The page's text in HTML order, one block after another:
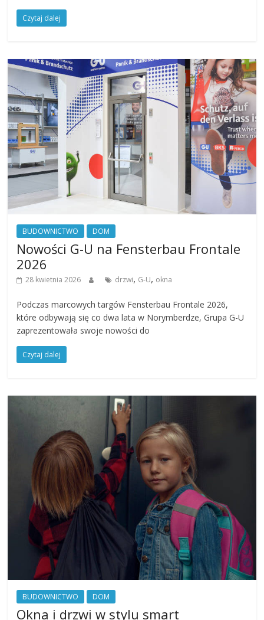
Czytaj dalej
BUDOWNICTWO DOM
Nowości G-U na Fensterbau Frontale
2026
28 kwietnia 2026 drzwi, G-U, okna
Podczas marcowych targów Fensterbau Frontale 2026,
które odbywają się co dwa lata w Norymberdze, Grupa G-U
zaprezentowała swoje nowości do
Czytaj dalej
BUDOWNICTWO DOM
Okna i drzwi w stylu smart